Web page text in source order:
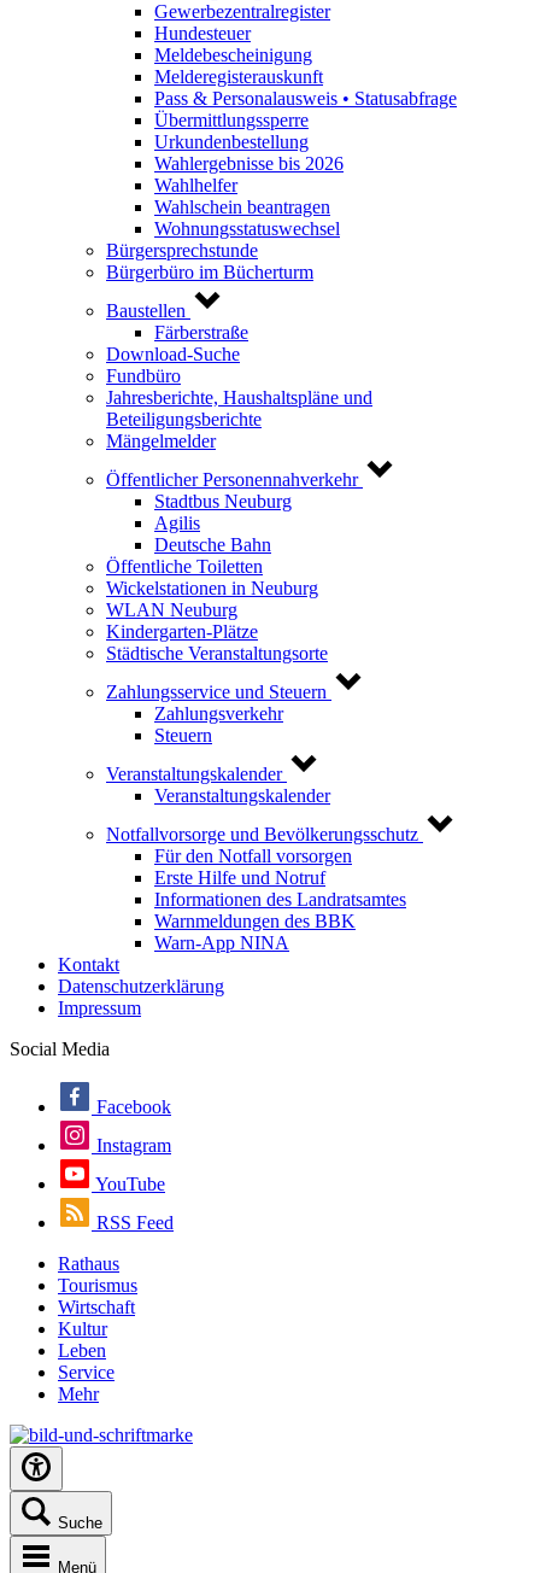
Gewerbezentralregister
Hundesteuer
Meldebescheinigung
Melderegisterauskunft
Pass & Personalausweis • Statusabfrage
Übermittlungssperre
Urkundenbestellung
Wahlergebnisse bis 2026
Wahlhelfer
Wahlschein beantragen
Wohnungsstatuswechsel
Bürgersprechstunde
Bürgerbüro im Bücherturm
Baustellen
Färberstraße
Download-Suche
Fundbüro
Jahresberichte, Haushaltspläne und
Beteiligungsberichte
Mängelmelder
Öffentlicher Personennahverkehr
Stadtbus Neuburg
Agilis
Deutsche Bahn
Öffentliche Toiletten
Wickelstationen in Neuburg
WLAN Neuburg
Kindergarten-Plätze
Städtische Veranstaltungsorte
Zahlungsservice und Steuern
Zahlungsverkehr
Steuern
Veranstaltungskalender
Veranstaltungskalender
Notfallvorsorge und Bevölkerungsschutz
Für den Notfall vorsorgen
Erste Hilfe und Notruf
Informationen des Landratsamtes
Warnmeldungen des BBK
Warn-App NINA
Kontakt
Datenschutzerklärung
Impressum
Social Media
Facebook
Instagram
YouTube
RSS Feed
Rathaus
Tourismus
Wirtschaft
Kultur
Leben
Service
Mehr
Suche
Menü